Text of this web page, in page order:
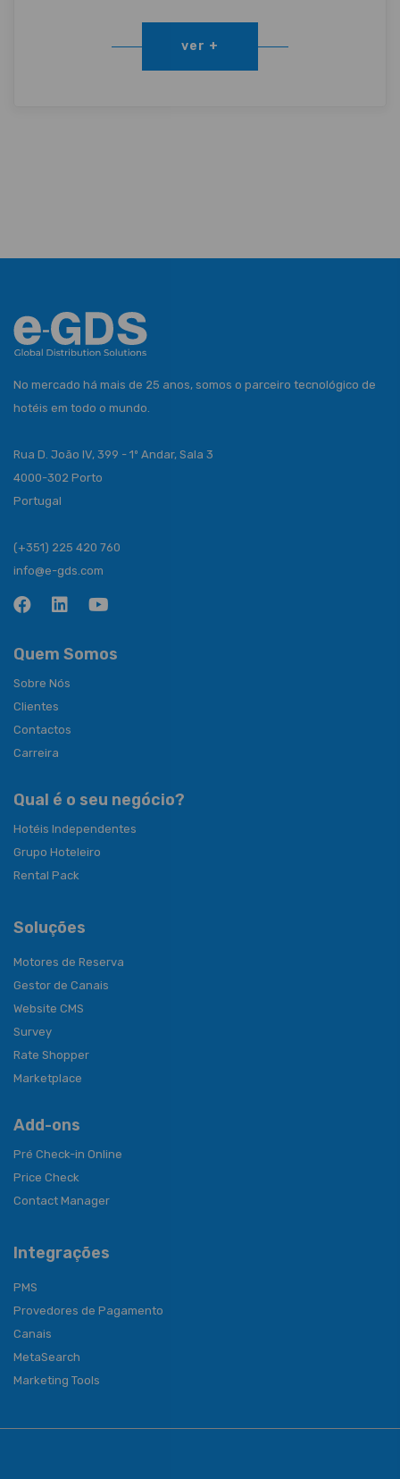
ver +
No mercado há mais de 25 anos, somos o parceiro tecnológico de
hotéis em todo o mundo.
Rua D. João IV, 399 - 1º Andar, Sala 3
4000-302 Porto
Portugal
(+351) 225 420 760
info@e-gds.com
Quem Somos
Sobre Nós
Clientes
Contactos
Carreira
Qual é o seu negócio?
Hotéis Independentes
Grupo Hoteleiro
Rental Pack
Soluções
Motores de Reserva
Gestor de Canais
Website CMS
Survey
Rate Shopper
Marketplace
Add-ons
Pré Check-in Online
Price Check
Contact Manager
Integrações
PMS
Provedores de Pagamento
Canais
MetaSearch
Marketing Tools